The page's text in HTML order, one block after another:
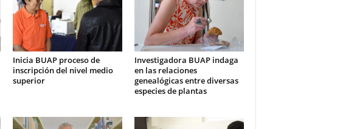
Inicia BUAP proceso de
inscripción del nivel medio
superior
Investigadora BUAP indaga
en las relaciones
genealógicas entre diversas
especies de plantas